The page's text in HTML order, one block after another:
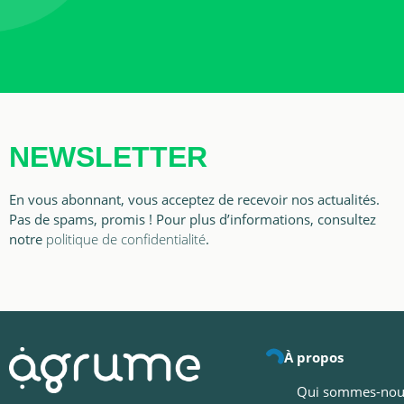
NEWSLETTER
En vous abonnant, vous acceptez de recevoir nos actualités.
Pas de spams, promis ! Pour plus d’informations, consultez
notre politique de confidentialité.
À propos
Qui sommes-